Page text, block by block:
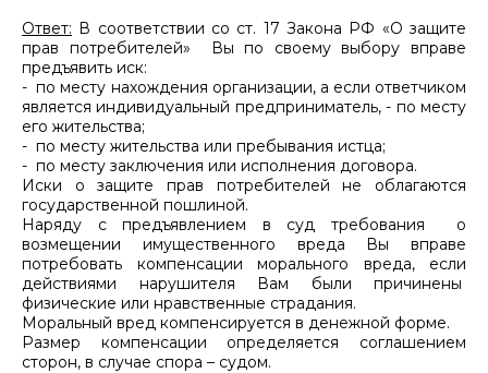
Ответ: В соответствии со ст. 17 Закона РФ «О защите
прав потребителей» Вы по своему выбору вправе
предъявить иск:
- по месту нахождения организации, а если ответчиком
является индивидуальный предприниматель, - по месту
его жительства;
- по месту жительства или пребывания истца;
- по месту заключения или исполнения договора.
Иски о защите прав потребителей не облагаются
государственной пошлиной.
Наряду с предъявлением в суд требования о
возмещении имущественного вреда Вы вправе
потребовать компенсации морального вреда, если
действиями нарушителя Вам были причинены
физические или нравственные страдания.
Моральный вред компенсируется в денежной форме.
Размер компенсации определяется соглашением
сторон, в случае спора – судом.